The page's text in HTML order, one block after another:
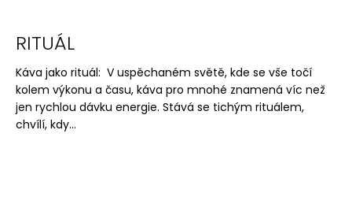
RITUÁL
Káva jako rituál: V uspěchaném světě, kde se vše točí
kolem výkonu a času, káva pro mnohé znamená víc než
jen rychlou dávku energie. Stává se tichým rituálem,
chvílí, kdy...